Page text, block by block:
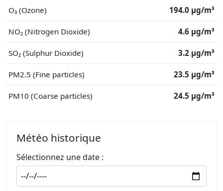
O₃ (Ozone) 194.0 μg/m³
NO₂ (Nitrogen Dioxide) 4.6 μg/m³
SO₂ (Sulphur Dioxide) 3.2 μg/m³
PM2.5 (Fine particles) 23.5 μg/m³
PM10 (Coarse particles) 24.5 μg/m³
Météo historique
Sélectionnez une date :